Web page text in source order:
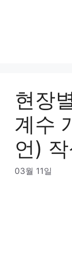
현장
계수
언)
03월 11일